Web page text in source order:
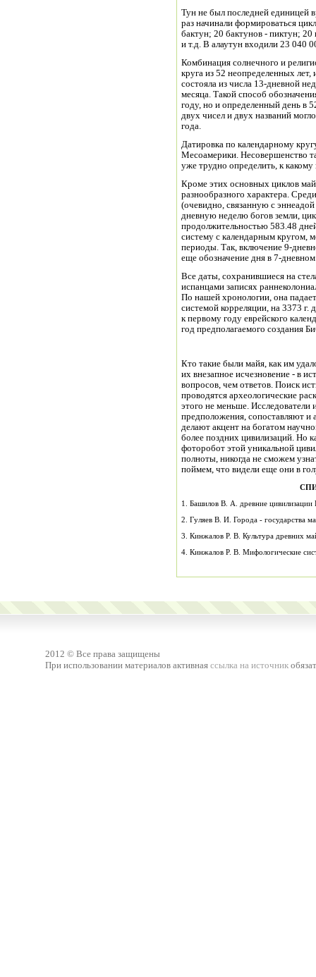
Тун не был последней единицей
раз начинали формироваться
бактун; 20 бактунов - пиктун; 20
и т.д. В алаутун входили 23 040
Комбинация солнечного и
круга из 52 неопределенных
состояла из числа 13-дневной
месяца. Такой способ
году, но и определенный день в
двух чисел и двух названий
года.
Датировка по календарному
Месоамерики. Несовершенство
уже трудно определить, к
Кроме этих основных циклов
разнообразного характера.
(очевидно, связанную с
дневную неделю богов земли,
продолжительностью 583.48
систему с календарным кругом,
периоды. Так, включение 9-
еще обозначение дня в 7-
Все даты, сохранившиеся на
испанцами записях
По нашей хронологии, она
системой корреляции, на 3373
к первому году еврейского
год предполагаемого создания
Кто такие были майя, как им
их внезапное исчезновение - в
вопросов, чем ответов. Поиск
проводятся археологические
этого не меньше. Исследователи
предположения, сопоставляют и
делают акцент на богатом
более поздних цивилизаций. Но
фоторобот этой уникальной
полноты, никогда не сможем
поймем, что видели еще они в
1. Башилов В. А. древние
2. Гуляев В. И. Города - государства
3. Кинжалов Р. В. Культура древних
4. Кинжалов Р. В. Мифологические
2012 © Все права защищены
При использовании материалов активная ссылка на источник